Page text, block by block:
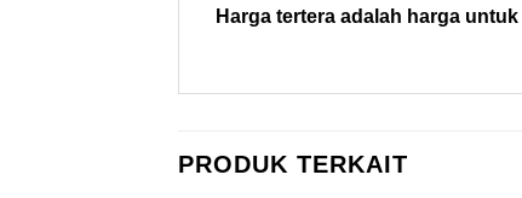
Harga tertera adalah harga
PRODUK TERKAIT